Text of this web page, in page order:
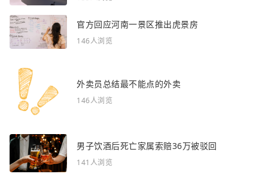
官方回应河南一景区推出虎景房
146人浏览
外卖员总结最不能点的外卖
146人浏览
男子饮酒后死亡家属索赔36万被驳回
141人浏览